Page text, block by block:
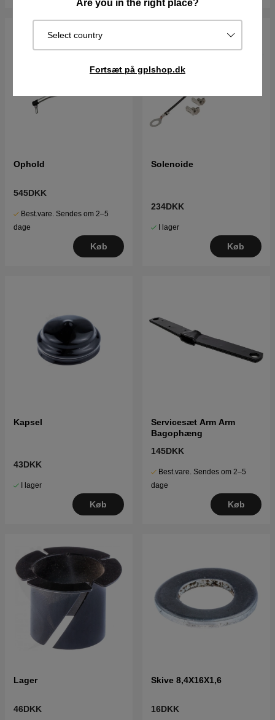
Are you in the right place?
Select country
Fortsæt på gplshop.dk
Ophold
545DKK
Best.vare. Sendes om 2–5
dage
Køb
Solenoide
234DKK
I lager
Køb
Kapsel
43DKK
I lager
Køb
Servicesæt Arm Arm
Bagophæng
145DKK
Best.vare. Sendes om 2–5
dage
Køb
Lager
46DKK
Skive 8,4X16X1,6
16DKK